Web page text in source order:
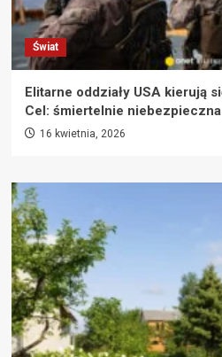
Świat
Elitarne oddziały USA kierują
Cel: śmiertelnie
16 kwietnia, 2026